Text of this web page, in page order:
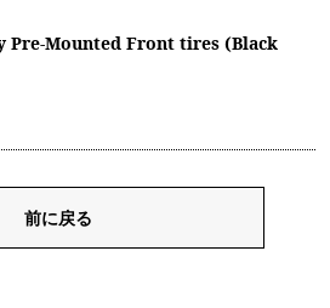
Pre-Mounted Front tires (Black
前に戻る